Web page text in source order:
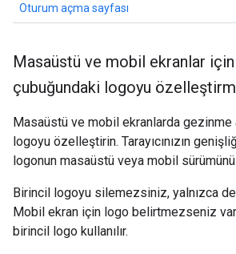
Oturum açma sayfası
Masaüstü ve mobil ekranlar
çubuğundaki logoyu
Masaüstü ve mobil ekranlarda gezinme
logoyu özelleştirin. Tarayıcınızın
logonun masaüstü veya mobil
Birincil logoyu silemezsiniz, yalnızca
Mobil ekran için logo belirtmezseniz
birincil logo kullanılır.